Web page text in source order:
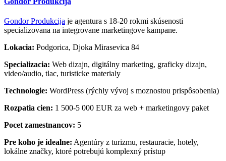
Gondor Produkcija je agentura s 18-20 rokmi skúsenosti
specializovana na integrovane marketingove kampane.
Lokacia: Podgorica, Djoka Mirasevica 84
Specializacia: Web dizajn, digitálny marketing, graficky dizajn,
video/audio, tlac, turisticke materialy
Technologie: WordPress (rýchly vývoj s moznostou prispôsobenia)
Rozpatia cien: 1 500-5 000 EUR za web + marketingovy paket
Pocet zamestnancov: 5
Pre koho je idealne: Agentúry z turizmu, restauracie, hotely,
lokálne značky, ktoré potrebujú komplexný prístup